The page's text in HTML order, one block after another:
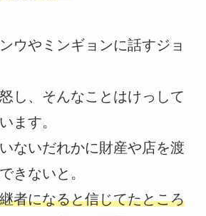
ウやミンギョンに話すジョ
し、そんなことはけっして
ます。
ないだれかに財産や店を渡
きないと。
者になると信じてたところ